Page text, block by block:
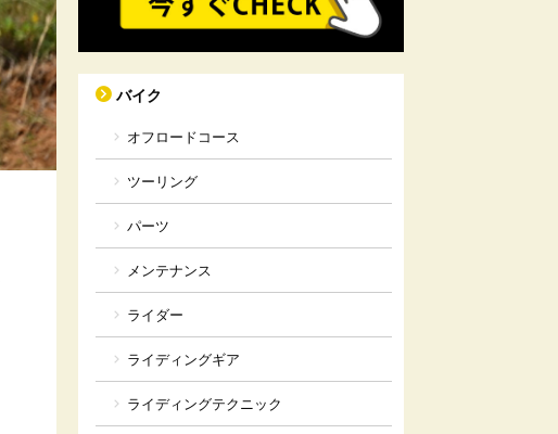
バイク
オフロードコース
ツーリング
パーツ
メンテナンス
ライダー
ライディングギア
ライディングテクニック